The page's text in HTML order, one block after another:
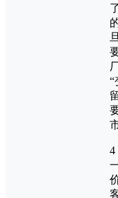
“
4